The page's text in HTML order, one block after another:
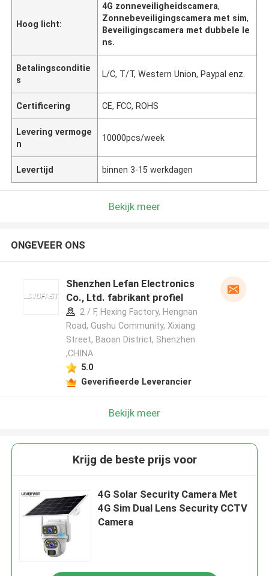
Hoog licht:
4G zonneveiligheidscamera,
Zonnebeveiligingscamera met sim,
Beveiligingscamera met dubbele le
ns.
Betalingsconditie
s
L/C, T/T, Western Union, Paypal enz.
Certificering CE, FCC, ROHS
Levering vermoge
n
10000pcs/week
Levertijd binnen 3-15 werkdagen
Bekijk meer
ONGEVEER ONS
Shenzhen Lefan Electronics
Co., Ltd. fabrikant profiel
2 / F, Hexing Factory, Hengnan
Road, Gushu Community, Xixiang
Street, Baoan District, Shenzhen
,CHINA
5.0
Geverifieerde Leverancier
Bekijk meer
Krijg de beste prijs voor
4G Solar Security Camera Met
4G Sim Dual Lens Security CCTV
Camera